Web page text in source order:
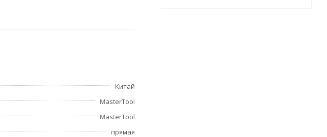
Китай
MasterTool
MasterTool
прямая